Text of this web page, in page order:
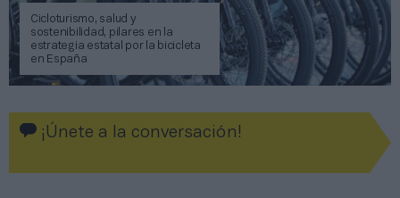
Cicloturismo, salud y
sostenibilidad, pilares en la
estrategia estatal por la bicicleta
en España
¡Únete a la conversación!